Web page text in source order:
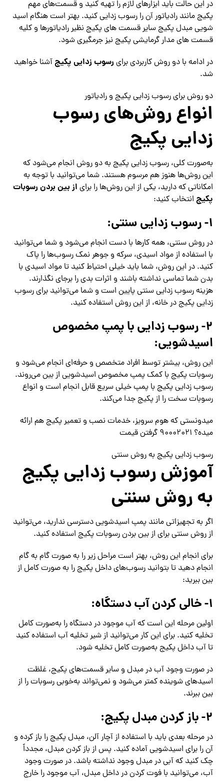
در این حالت باید ابزارهای لازم را تهیه کنید و قسمت‌های مهم
پکیج مانند رادیاتور آن را رسوب زدایی کنید. بهتر است هنگام اسید
شویی مبدل پکیج سایر قسمت های پکیج نظیر رادیاتورها و کلیه
قسمت های مدار گرمایشی پکیج نیز جرمگیری شود.
در ادامه با دو روش کاربردی برای رسوب زدایی پکیجآشنا خواهید
شد.
دو روش برای رسوب زدایی پکیج و رادیاتور
انواع روش‌های رسوب
زدایی پکیج
به‌صورت کلی، رسوب زدایی پکیج به دو روش انجام می‌شود که
این روش‌ها هنوز هم مرسوم هستند. شما می‌توانید با توجه به
امکاناتی که دارید، یکی از این روش‌ها را برای از بین بردن رسوبات
پکیج انتخاب کنید:
۱- رسوب زدایی سنتی:
در روش سنتی، همه کارها با دست انجام می‌شود و شما می‌توانید
با استفاده از مواد اسیدی، سرکه و جوهر نمک رسوب‌ها را پاک
کنید. در این روش، شما باید خیلی احتیاط کنید تا مواد اسیدی با
بدن شما تماسی نداشته باشند و اثرات بدی را برجای نگذارند.
هزینه رسوب زدایی سنتی پایین است و شما می‌توانید برای رسوب
زدایی پکیج در خانه، از این روش استفاده کنید.
۲- رسوب زدایی با پمپ مخصوص
اسیدشویی:
این روش، بیشتر توسط افراد متخصص و حرفه‌ای انجام می‌شود و
رسوبات پکیج با کمک پمپ مخصوص اسیدشویی از بین می‌روند.
رسوب زدایی پکیج با پمپ خیلی سریع قابل انجام است و انواع
رسوبات سخت را از پکیج جدا می‌کند.
میدونستی که هوم سرویز، خدمات نصب و تعمیر پکیج هم ارائه
میده؟ ۹۰۰۰۲۰۲۱ گرفتن قیمت
رسوب زدایی پکیج به روش سنتی
آموزش رسوب زدایی پکیج
به روش سنتی
اگر به تجهیزاتی مانند پمپ اسیدشویی دسترسی ندارید، می‌توانید
از روش سنتی برای از بین بردن رسوبات پکیج استفاده کنید.
برای انجام این روش، بهتر است مراحل زیر را به صورت گام به گام
انجام دهید تا بتوانید رسوب‌های داخل پکیج را به صورت کامل از
بین ببرید:
۱- خالی کردن آب دستگاه:
اولین مرحله این است که آب موجود در دستگاه را به‌صورت کامل
تخلیه کنید. برای این کار می‌توانید از شیر تخلیه آب استفاده کنید
تا آب داخل پکیج به‌صورت کامل تخلیه شود.
در صورت وجود آب در مبدل و سایر قسمت‌های پکیج، غلظت
اسیدهای شوینده کمتر می‌شود و نمی‌تواند به‌خوبی رسوبات را از
بین ببرند.
۲- باز کردن مبدل پکیج:
در مرحله بعدی باید با استفاده از آچار آلن، مبدل پکیج را باز کرده و
آن را برای اسیدشویی آماده کنید. پس از باز کردن مبدل، مجدداً
چک کنید که آبی در مبدل وجود نداشته باشد. در صورت وجود
آب، می‌توانید با فوت کردن در داخل مبدل، آب موجود را خارج